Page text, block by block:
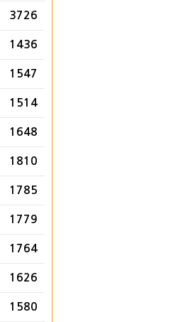
3726
1436
1547
1514
1648
1810
1785
1779
1764
1626
1580